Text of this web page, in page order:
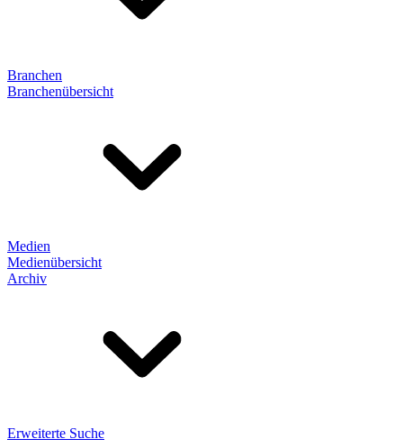
Branchen
Branchenübersicht
Medien
Medienübersicht
Archiv
Erweiterte Suche